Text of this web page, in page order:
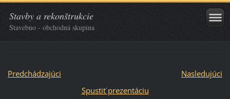
Stavby a rekonštrukcie
Stavebno - obchodná skupina
Predchádzajúci
Nasledujúci
Spustiť prezentáciu